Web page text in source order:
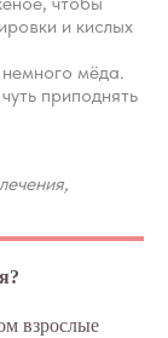
и кислых
мёда.
приподнять
взрослые